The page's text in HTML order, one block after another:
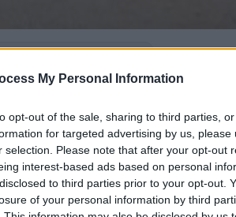
My Personal Information
opt-out of the sale, sharing to third parties,
for targeted advertising by us,
selection. Please note that after your opt-out
interest-based ads based on personal
to third parties prior to your opt-out.
of your personal information by third
επίδειξη στρατιωτικής
τους και δέχονταν
ο ηγέτης της
έσπαγαν μεγάλες πλάκες